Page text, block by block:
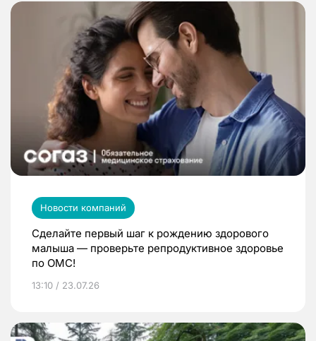
Новости компаний
Сделайте первый шаг к рождению здорового
малыша — проверьте репродуктивное здоровье
по ОМС!
13:10 / 23.07.26